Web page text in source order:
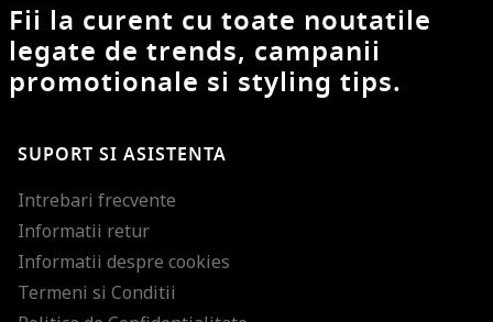
Fii la curent cu toate noutatile
legate de trends, campanii
promotionale si styling tips.
SUPORT SI ASISTENTA
Intrebari frecvente
Informatii retur
Informatii despre cookies
Termeni si Conditii